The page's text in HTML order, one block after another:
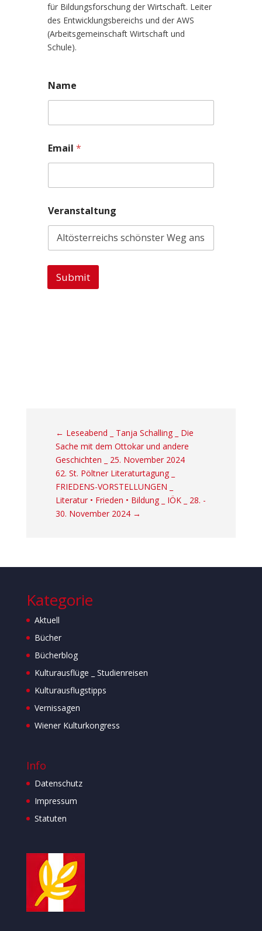
für Bildungsforschung der Wirtschaft. Leiter
des Entwicklungsbereichs und der AWS
(Arbeitsgemeinschaft Wirtschaft und
Schule).
Name
Email *
Veranstaltung
Submit
← Leseabend _ Tanja Schalling _ Die
Sache mit dem Ottokar und andere
Geschichten _ 25. November 2024
62. St. Pöltner Literaturtagung _
FRIEDENS-VORSTELLUNGEN _
Literatur • Frieden • Bildung _ IÖK _ 28. -
30. November 2024→
Kategorie
Aktuell
Bücher
Bücherblog
Kulturausflüge _ Studienreisen
Kulturausflugstipps
Vernissagen
Wiener Kulturkongress
Info
Datenschutz
Impressum
Statuten